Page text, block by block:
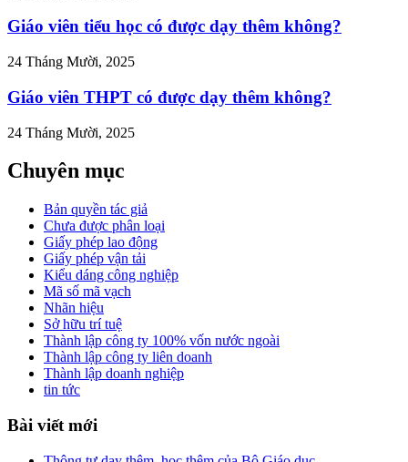
Giáo viên tiểu học có được dạy thêm không?
24 Tháng Mười, 2025
Giáo viên THPT có được dạy thêm không?
24 Tháng Mười, 2025
Chuyên mục
Bản quyền tác giả
Chưa được phân loại
Giấy phép lao động
Giấy phép vận tải
Kiểu dáng công nghiệp
Mã số mã vạch
Nhãn hiệu
Sở hữu trí tuệ
Thành lập công ty 100% vốn nước ngoài
Thành lập công ty liên doanh
Thành lập doanh nghiệp
tin tức
Bài viết mới